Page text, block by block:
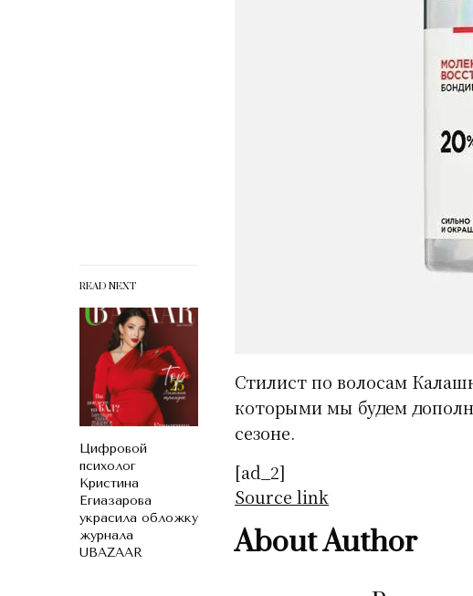
READ NEXT
Цифровой
психолог
Кристина
Егиазарова
украсила обложку
журнала
UBAZAAR
Стилист по волосам
которыми мы будем
сезоне.
[ad_2]
Source link
About Author